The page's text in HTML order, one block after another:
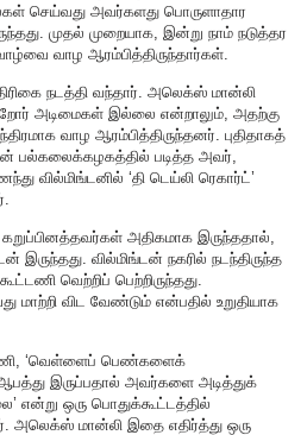
செய்வது அவர்களது பொருளாதார
முதல் முறையாக, இன்று நாம் நடுத்தர
வாழ ஆரம்பித்திருந்தார்கள்.
நடத்தி வந்தார். அலெக்ஸ் மான்லி
அடிமைகள் இல்லை என்றாலும், அதற்கு
வாழ ஆரம்பித்திருந்தனர். புதிதாகத்
பல்கலைக்கழகத்தில் படித்த அவர்,
வில்மிங்டனில் ‘தி டெய்லி ரெகார்ட்’
அதிகமாக இருந்ததால்,
இருந்தது. வில்மிங்டன் நகரில் நடந்திருந்த
வெற்றிப் பெற்றிருந்தது.
விட வேண்டும் என்பதில் உறுதியாக
‘வெள்ளைப் பெண்களைக்
இருப்பதால் அவர்களை அடித்துக்
என்று ஒரு பொதுக்கூட்டத்தில்
அலெக்ஸ் மான்லி இதை எதிர்த்து ஒரு